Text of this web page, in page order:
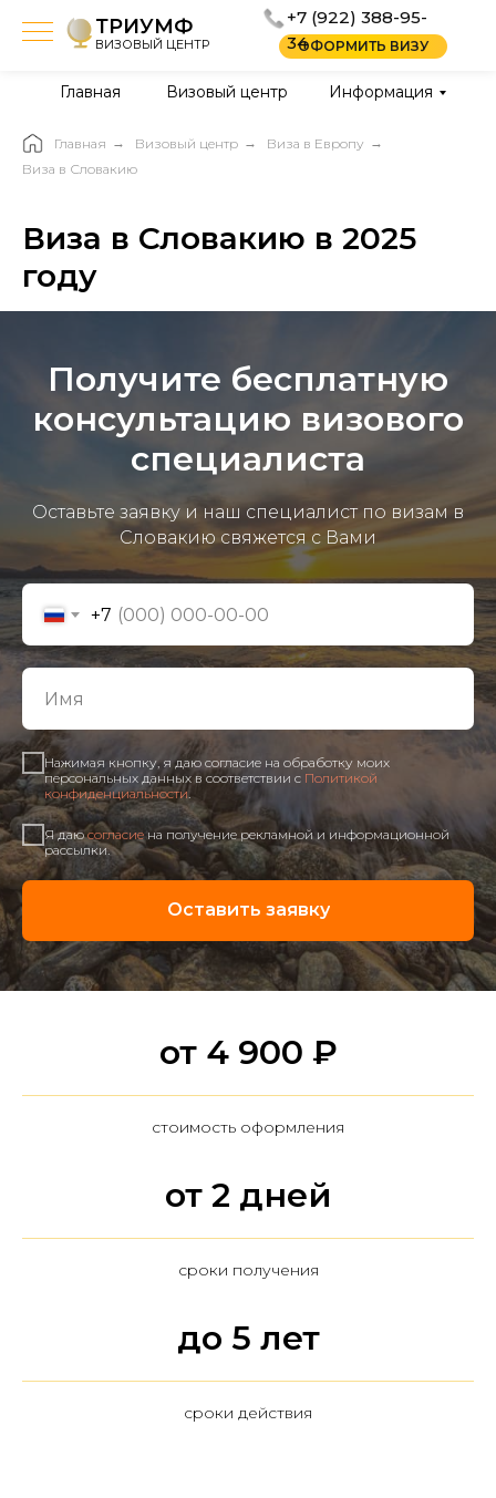
ОФОРМИТЬ ВИЗУ
+7 (922) 388-95-
34
Главная
ТРИУМФ
ВИЗОВЫЙ ЦЕНТР
Визовый центр Информация
Главная → Визовый центр → Виза в Европу →
Виза в Словакию
Виза в Словакию в 2025
году
Получите бесплатную
консультацию визового
специалиста
Оставьте заявку и наш специалист по визам в
Словакию свяжется с Вами
+7
Нажимая кнопку, я даю согласие на обработку моих
персональных данных в соответствии с Политикой
конфиденциальности.
Я даюсогласие на получение рекламной и информационной
рассылки.
Оставить заявку
от 4 900 ₽
стоимость оформления
от 2 дней
сроки получения
до 5 лет
сроки действия